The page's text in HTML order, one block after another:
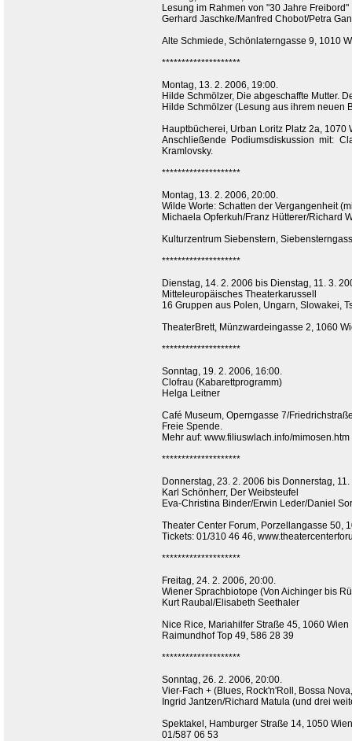
Lesung im Rahmen von "30 Jahre Freibord"
Gerhard Jaschke/Manfred Chobot/Petra
Alte Schmiede, Schönlaterngasse 9, 1010
********************
Montag, 13. 2. 2006, 19:00.
Hilde Schmölzer, Die abgeschaffte Mutter.
Hilde Schmölzer (Lesung aus ihrem neuen
Hauptbücherei, Urban Loritz Platz 2a, 1070
Anschließende Podiumsdiskussion mit:
Kramlovsky.
********************
Montag, 13. 2. 2006, 20:00.
Wilde Worte: Schatten der Vergangenheit
Michaela Opferkuh/Franz Hütterer/Richard
Kulturzentrum Siebenstern,
********************
Dienstag, 14. 2. 2006 bis Dienstag, 11. 3.
Mitteleuropäisches Theaterkarussell
16 Gruppen aus Polen, Ungarn, Slowakei,
TheaterBrett, Münzwardeingasse 2, 1060
********************
Sonntag, 19. 2. 2006, 16:00.
Clofrau (Kabarettprogramm)
Helga Leitner
Café Museum, Operngasse 7/
Freie Spende.
Mehr auf: www.filiuswlach.info/mimosen.htm
********************
Donnerstag, 23. 2. 2006 bis Donnerstag,
Karl Schönherr, Der Weibsteufel
Eva-Christina Binder/Erwin Leder/Daniel
Theater Center Forum, Porzellangasse 50,
Tickets: 01/310 46 46,
********************
Freitag, 24. 2. 2006, 20:00.
Wiener Sprachbiotope (Von Aichinger bis
Kurt Raubal/Elisabeth Seethaler
Nice Rice, Mariahilfer Straße 45, 1060 Wien
Raimundhof Top 49, 586 28 39
********************
Sonntag, 26. 2. 2006, 20:00.
Vier-Fach + (Blues, Rock'n'Roll, Bossa
Ingrid Jantzen/Richard Matula (und drei
Spektakel, Hamburger Straße 14, 1050 Wien
01/587 06 53